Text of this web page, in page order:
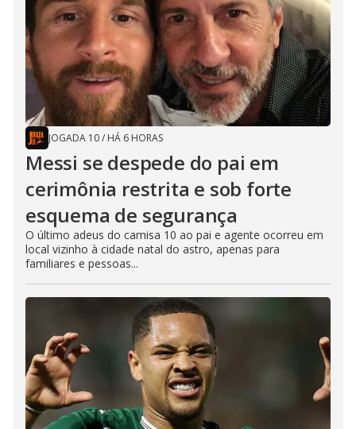
JOGADA 10/ HÁ 6 HORAS
Messi se despede do pai em
cerimônia restrita e sob forte
esquema de segurança
O último adeus do camisa 10 ao pai e agente ocorreu em
local vizinho à cidade natal do astro, apenas para
familiares e pessoas...